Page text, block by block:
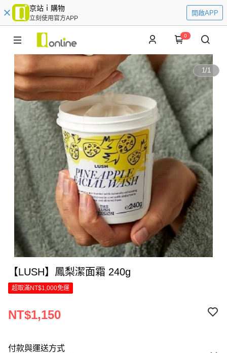
京站ｉ購物
立刻使用官方APP
開啟APP
0
1/1
【LUSH】鳳梨潔面霜 240g
超取滿NT$1,000免運
NT$1,150
付款與運送方式